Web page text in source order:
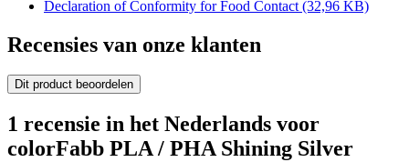
Declaration of Conformity for Food Contact (32,96 KB)
Recensies van onze klanten
Dit product beoordelen
1 recensie in het Nederlands voor
colorFabb PLA / PHA Shining Silver